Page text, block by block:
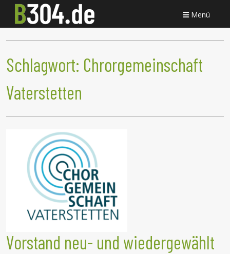
Menü
Schlagwort: Chrorgemeinschaft
Vaterstetten
Vorstand neu- und wiedergewählt